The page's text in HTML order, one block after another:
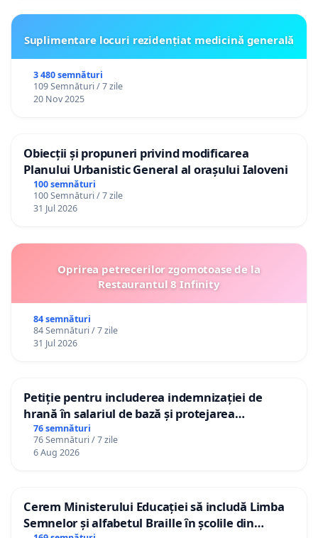
Suplimentare locuri rezidențiat medicină generală
3 480 semnături
109 Semnături / 7 zile
20 Nov 2025
Obiecții și propuneri privind modificarea
Planului Urbanistic General al orașului Ialoveni
100 semnături
100 Semnături / 7 zile
31 Jul 2026
Oprirea petrecerilor zgomotoase de la
Restaurantul 8 Infinity
84 semnături
84 Semnături / 7 zile
31 Jul 2026
Petiție pentru includerea indemnizației de
hrană în salariul de bază și protejarea
gradațiilor de vechime pentru asistenții
personali
76 semnături
76 Semnături / 7 zile
6 Aug 2026
Cerem Ministerului Educației să includă Limba
Semnelor și alfabetul Braille în școlile din